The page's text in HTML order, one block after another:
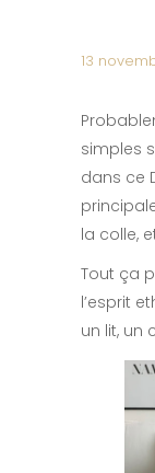
13
simples
dans ce
la colle,
Tout ça
l’esprit
un lit, un